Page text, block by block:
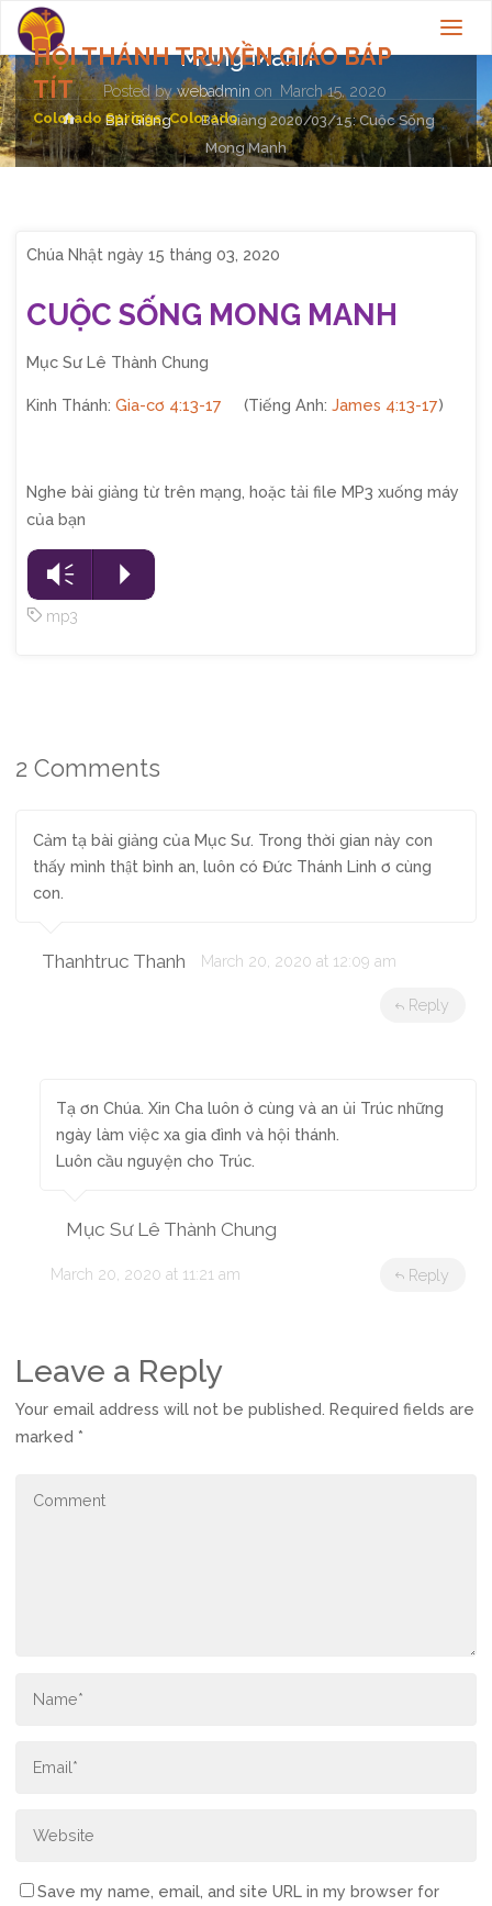
HỘI THÁNH TRUYỀN GIÁO BÁP
TÍT
Colorado Springs, Colorado
Bài Giảng 2020/03/15: Cuộc Sống
Mong Manh
Posted by webadmin on March 15, 2020
HomeBài Giảng
Bài Giảng 2020/03/15: Cuộc Sống
Mong Manh
Chúa Nhật ngày 15 tháng 03, 2020
CUỘC SỐNG MONG MANH
Mục Sư Lê Thành Chung
Kinh Thánh: Gia-cơ 4:13-17 (Tiếng Anh: James 4:13-17)
Nghe bài giảng từ trên mạng, hoặc tải file MP3 xuống máy
của bạn
Audio
Player
Vm P
mp3
2 Comments
Cảm tạ bài giảng của Mục Sư. Trong thời gian này con
thấy mình thật bình an, luôn có Đức Thánh Linh ơ cùng
con.
Thanhtruc Thanh March 20, 2020 at 12:09 am
Reply
Tạ ơn Chúa. Xin Cha luôn ở cùng và an ủi Trúc những
ngày làm việc xa gia đình và hội thánh.
Luôn cầu nguyện cho Trúc.
Mục Sư Lê Thành Chung
March 20, 2020 at 11:21 am Reply
Leave a Reply
Your email address will not be published. Required fields are
marked *
Save my name, email, and site URL in my browser for